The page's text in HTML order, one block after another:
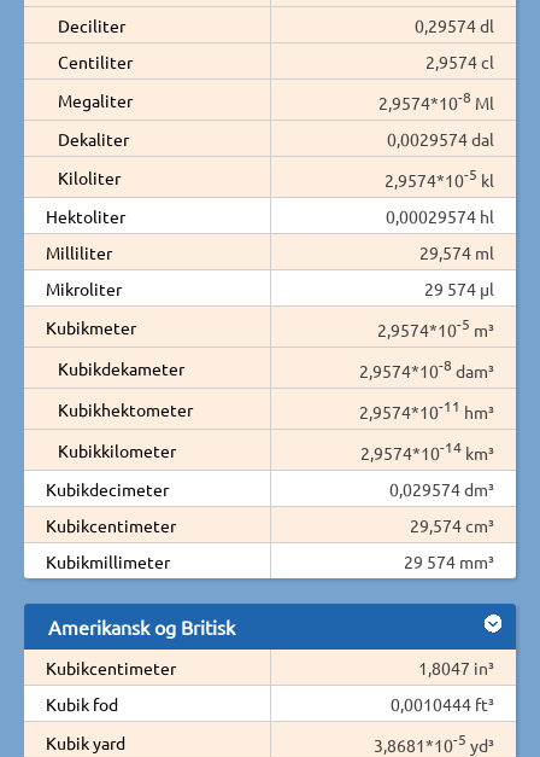
Deciliter
0,29574 dl
Centiliter
2,9574 cl
Megaliter
2,9574*10-8 Ml
Dekaliter
0,0029574 dal
Kiloliter
2,9574*10-5 kl
Hektoliter
0,00029574 hl
Milliliter
29,574 ml
Mikroliter
29 574 µl
Kubikmeter
2,9574*10-5 m³
Kubikdekameter
2,9574*10-8 dam³
Kubikhektometer
2,9574*10-11 hm³
Kubikkilometer
2,9574*10-14 km³
Kubikdecimeter
0,029574 dm³
Kubikcentimeter
29,574 cm³
Kubikmillimeter
29 574 mm³
Amerikansk og Britisk
Kubikcentimeter
1,8047 in³
Kubik fod
0,0010444 ft³
Kubik yard
3,8681*10-5 yd³